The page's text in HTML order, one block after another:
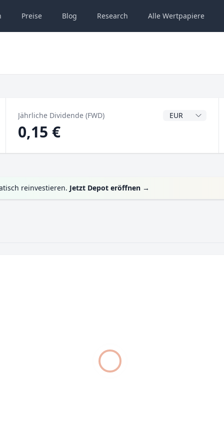
Preise Blog Research Alle Wertpapiere
Jährliche Dividende (FWD)
0,15 €
reinvestieren. Jetzt Depot eröffnen →